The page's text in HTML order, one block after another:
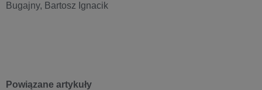
Bugajny, Bartosz Ignacik
Powiązane artykuły